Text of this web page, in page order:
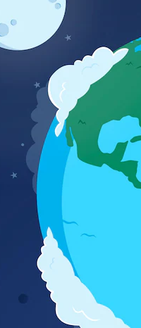
kreative Plattform, um deine
zu verwirklichen. Mehr
Abonnenten unter Kreativen,
Agenturen und Studios.
Deutsch
Copyright © 2010-2026 Freepik